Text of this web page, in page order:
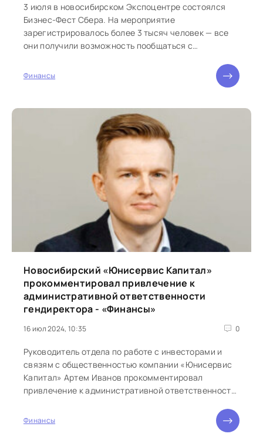
3 июля в новосибирском Экспоцентре состоялся
Бизнес-Фест Сбера. На мероприятие
зарегистрировалось более 3 тысяч человек — все
они получили возможность пообщаться с
Финансы
Новосибирский «Юнисервис Капитал»
прокомментировал привлечение к
административной ответственности
гендиректора - «Финансы»
16 июл 2024, 10:35 0
Руководитель отдела по работе с инвесторами и
связям с общественностью компании «Юнисервис
Капитал» Артем Иванов прокомментировал
привлечение к административной ответственности
Финансы